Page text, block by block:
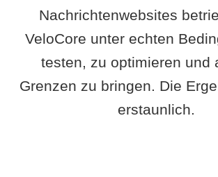
Nachrichtenwebsites
VeloCore unter echten
testen, zu optimieren und
Grenzen zu bringen. Die
erstaunlich.